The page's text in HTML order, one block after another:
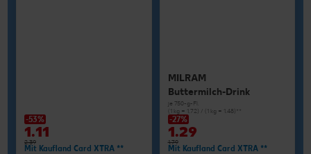
-53%
1.11
2.39
Mit Kaufland Card XTRA **
MILRAM
Buttermilch-Drink
je 750-g-Fl.
(1 kg = 1.72) / (1 kg = 1.48)**
-27%
1.29
1.79
Mit Kaufland Card XTRA **